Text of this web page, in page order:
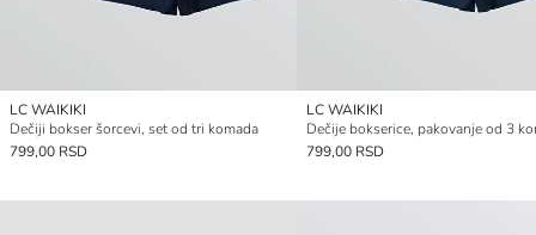
LC WAIKIKI
Dečiji bokser šorcevi, set od tri komada
799,00 RSD
LC WAIKIKI
Dečije bokserice, pakovanje od 3
799,00 RSD